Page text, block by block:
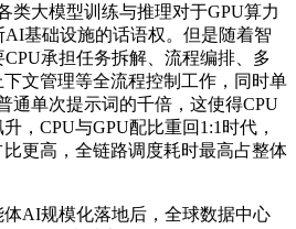
类大模型训练与推理对于GPU算力
AI基础设施的话语权。但是随着智
承担任务拆解、流程编排、多
文管理等全流程控制工作，同时单
通单次提示词的千倍，这使得CPU
，CPU与GPU配比重回1:1时代，
更高，全链路调度耗时最高占整体
AI规模化落地后，全球数据中心